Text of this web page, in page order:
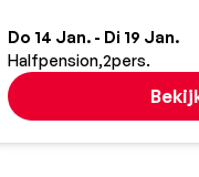
Do 14 Jan. - Di 19 Jan.
Halfpension 2pers.